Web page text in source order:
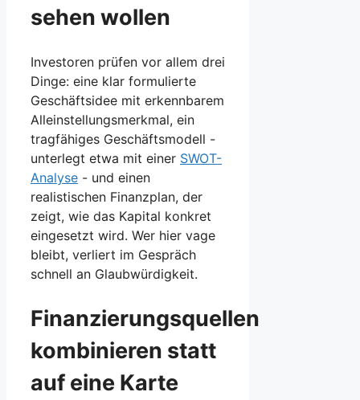
sehen wollen
Investoren prüfen vor allem drei
Dinge: eine klar formulierte
Geschäftsidee mit erkennbarem
Alleinstellungsmerkmal, ein
tragfähiges Geschäftsmodell -
unterlegt etwa mit einer SWOT-
Analyse - und einen
realistischen Finanzplan, der
zeigt, wie das Kapital konkret
eingesetzt wird. Wer hier vage
bleibt, verliert im Gespräch
schnell an Glaubwürdigkeit.
Finanzierungsquellen
kombinieren statt
auf eine Karte